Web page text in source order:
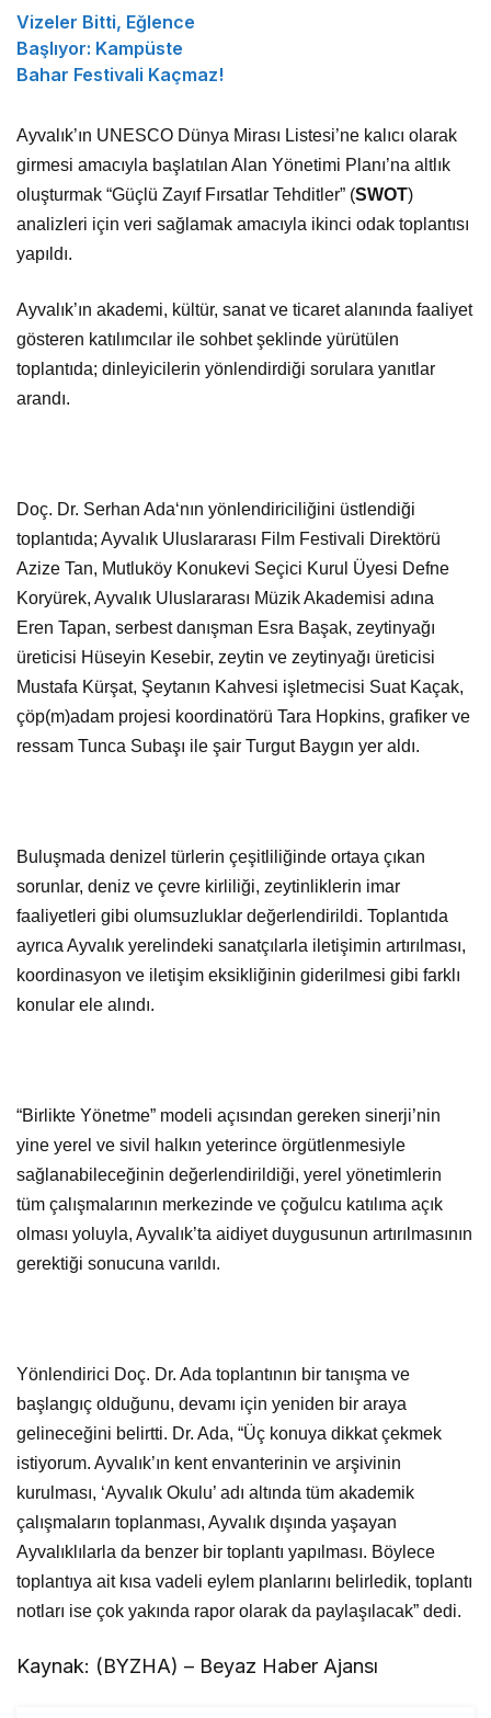
Vizeler Bitti, Eğlence
Başlıyor: Kampüste
Bahar Festivali Kaçmaz!
Ayvalık’ın UNESCO Dünya Mirası Listesi’ne kalıcı olarak
girmesi amacıyla başlatılan Alan Yönetimi Planı’na altlık
oluşturmak “Güçlü Zayıf Fırsatlar Tehditler” (SWOT)
analizleri için veri sağlamak amacıyla ikinci odak toplantısı
yapıldı.
Ayvalık’ın akademi, kültür, sanat ve ticaret alanında faaliyet
gösteren katılımcılar ile sohbet şeklinde yürütülen
toplantıda; dinleyicilerin yönlendirdiği sorulara yanıtlar
arandı.
Doç. Dr. Serhan Ada‘nın yönlendiriciliğini üstlendiği
toplantıda; Ayvalık Uluslararası Film Festivali Direktörü
Azize Tan, Mutluköy Konukevi Seçici Kurul Üyesi Defne
Koryürek, Ayvalık Uluslararası Müzik Akademisi adına
Eren Tapan, serbest danışman Esra Başak, zeytinyağı
üreticisi Hüseyin Kesebir, zeytin ve zeytinyağı üreticisi
Mustafa Kürşat, Şeytanın Kahvesi işletmecisi Suat Kaçak,
çöp(m)adam projesi koordinatörü Tara Hopkins, grafiker ve
ressam Tunca Subaşı ile şair Turgut Baygın yer aldı.
Buluşmada denizel türlerin çeşitliliğinde ortaya çıkan
sorunlar, deniz ve çevre kirliliği, zeytinliklerin imar
faaliyetleri gibi olumsuzluklar değerlendirildi. Toplantıda
ayrıca Ayvalık yerelindeki sanatçılarla iletişimin artırılması,
koordinasyon ve iletişim eksikliğinin giderilmesi gibi farklı
konular ele alındı.
“Birlikte Yönetme” modeli açısından gereken sinerji’nin
yine yerel ve sivil halkın yeterince örgütlenmesiyle
sağlanabileceğinin değerlendirildiği, yerel yönetimlerin
tüm çalışmalarının merkezinde ve çoğulcu katılıma açık
olması yoluyla, Ayvalık’ta aidiyet duygusunun artırılmasının
gerektiği sonucuna varıldı.
Yönlendirici Doç. Dr. Ada toplantının bir tanışma ve
başlangıç olduğunu, devamı için yeniden bir araya
gelineceğini belirtti. Dr. Ada, “Üç konuya dikkat çekmek
istiyorum. Ayvalık’ın kent envanterinin ve arşivinin
kurulması, ‘Ayvalık Okulu’ adı altında tüm akademik
çalışmaların toplanması, Ayvalık dışında yaşayan
Ayvalıklılarla da benzer bir toplantı yapılması. Böylece
toplantıya ait kısa vadeli eylem planlarını belirledik, toplantı
notları ise çok yakında rapor olarak da paylaşılacak” dedi.
Kaynak: (BYZHA) – Beyaz Haber Ajansı